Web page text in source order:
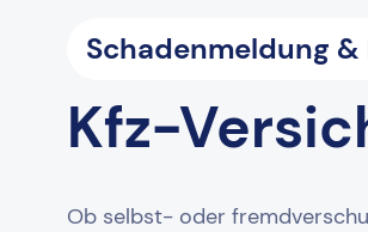
Schadenmeldung
Kfz-
Ob selbst- oder